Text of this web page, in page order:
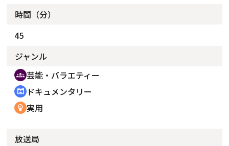
時間（分）
45
ジャンル
groups 芸能・バラエティー
cinematic_blur ドキュメンタリー
emoji_objects 実用
放送局